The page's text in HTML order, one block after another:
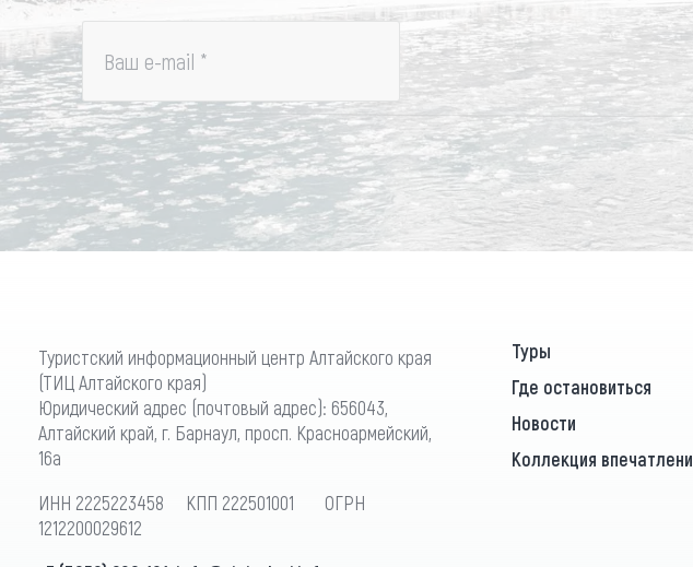
Ваш e-mail *
Туристский информационный центр Алтайского края
(ТИЦ Алтайского края)
Юридический адрес (почтовый адрес): 656043,
Алтайский край, г. Барнаул, просп. Красноармейский,
16а
ИНН 2225223458 КПП 222501001 ОГРН
1212200029612
Туры
Где остановиться
Новости
Коллекция